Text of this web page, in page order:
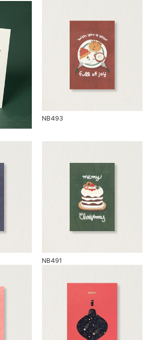
NB493
NB491